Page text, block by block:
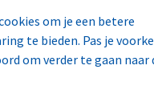
om je een betere
te bieden. Pas je
om verder te gaan naar
Abboneer